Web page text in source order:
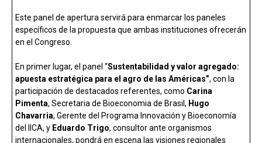
Este panel de apertura servirá para enmarcar los paneles
específicos de la propuesta que ambas instituciones ofrecerán
en el Congreso.
En primer lugar, el panel “Sustentabilidad y valor agregado:
apuesta estratégica para el agro de las Américas”, con la
participación de destacados referentes, como Carina
Pimenta, Secretaria de Bioeconomia de Brasil, Hugo
Chavarria, Gerente del Programa Innovación y Bioeconomía
del IICA, y Eduardo Trigo, consultor ante organismos
internacionales, pondrá en escena las visiones regionales